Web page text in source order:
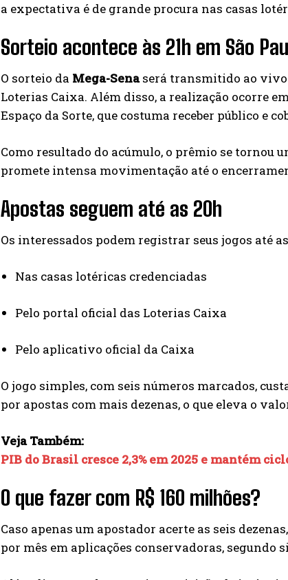
a expectativa é de grande procura nas casas
Sorteio acontece às 21h em São
O sorteio da Mega-Senaserá transmitido ao vivo
Loterias Caixa. Além disso, a realização ocorre
Espaço da Sorte, que costuma receber público e
Como resultado do acúmulo, o prêmio se tornou
promete intensa movimentação até o
Apostas seguem até as 20h
Os interessados podem registrar seus jogos até
Nas casas lotéricas credenciadas
Pelo portal oficial das Loterias Caixa
Pelo aplicativo oficial da Caixa
O jogo simples, com seis números marcados,
por apostas com mais dezenas, o que eleva o
Veja Também:
PIB do Brasil cresce 2,3% em 2025 e mantém
O que fazer com R$ 160 milhões?
Caso apenas um apostador acerte as seis
por mês em aplicações conservadoras, segundo